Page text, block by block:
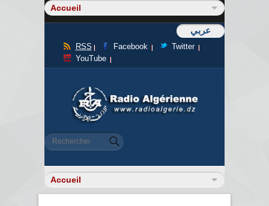
عربي
RSS Facebook
Twitter
YouTube
Formulaire de recherche
Rechercher